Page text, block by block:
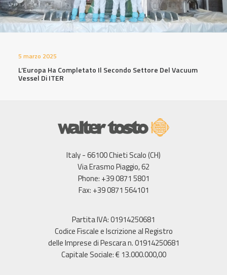
5 marzo 2025
L’Europa Ha Completato Il Secondo Settore Del Vacuum
Vessel Di ITER
Italy - 66100 Chieti Scalo (CH)
Via Erasmo Piaggio, 62
Phone: +39 0871 5801
Fax: +39 0871 564101
Partita IVA: 01914250681
Codice Fiscale e Iscrizione al Registro
delle Imprese di Pescara n. 01914250681
Capitale Sociale: € 13.000.000,00